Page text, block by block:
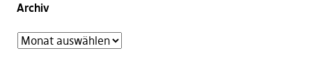
Archiv